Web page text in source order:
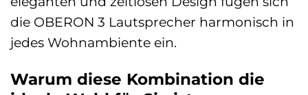
die OBERON 3 Lautsprecher harmonisch in
jedes Wohnambiente ein.
Warum diese Kombination die